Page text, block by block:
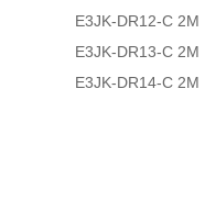
E3JK-DR12-C 2M
E3JK-DR13-C 2M
E3JK-DR14-C 2M